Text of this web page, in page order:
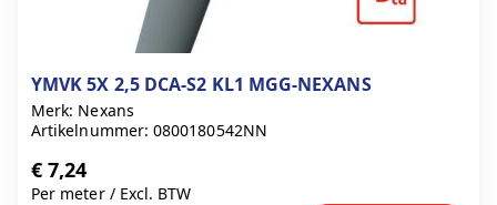
YMVK 5X 2,5 DCA-S2 KL1 MGG-NEXANS
Merk: Nexans
Artikelnummer: 0800180542NN
€ 7,24
Per meter/ Excl. BTW